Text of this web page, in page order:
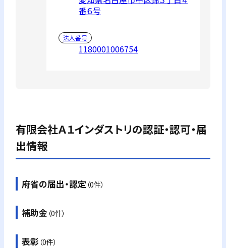
番６号
法人番号
1180001006754
有限会社Ａ１インダストリの認証・認可・届
出情報
府省の届出・認定 （0件）
補助金 （0件）
表彰 （0件）